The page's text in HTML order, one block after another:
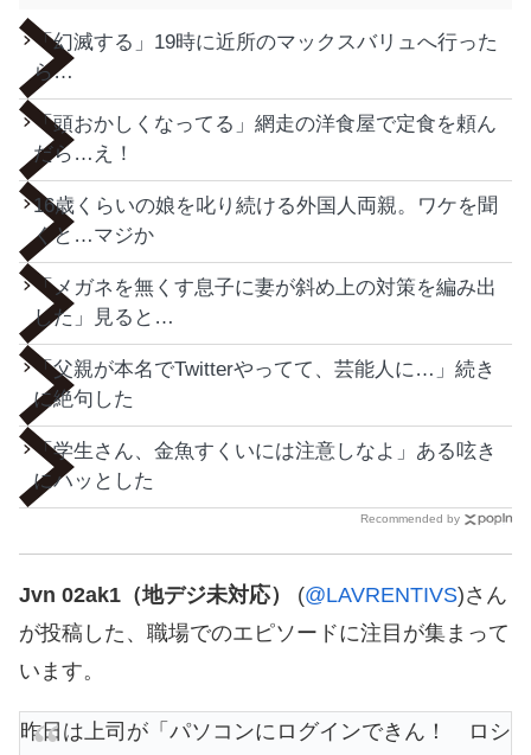
「幻滅する」19時に近所のマックスバリュへ行った
ら…
「頭おかしくなってる」網走の洋食屋で定食を頼ん
だら…え！
16歳くらいの娘を叱り続ける外国人両親。ワケを聞
くと…マジか
「メガネを無くす息子に妻が斜め上の対策を編み出
した」見ると…
「父親が本名でTwitterやってて、芸能人に…」続き
に絶句した
「学生さん、金魚すくいには注意しなよ」ある呟き
にハッとした
Recommended by
Jvn 02ak1（地デジ未対応） (@LAVRENTIVS)さん
が投稿した、職場でのエピソードに注目が集まって
います。
昨日は上司が「パソコンにログインできん！ ロシ